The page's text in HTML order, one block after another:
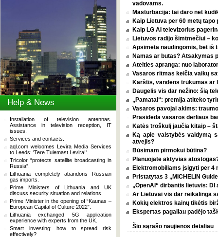
Help & News
Installation of television antennas.
Assistance in television reception, IT
issues.
Services and contacts.
aql.com welcomes Levira Media Services
to Leeds: 'Tere Tulemast Levira!'.
Tricolor “protects satellite broadcasting in
Russia”.
Lithuania completely abandons Russian
gas imports.
Prime Ministers of Lithuania and UK
discuss security situation and relations.
Prime Minister in the opening of “Kaunas –
European Capital of Culture 2022”.
Lithuania exchanged 5G application
experience with experts from the UK.
Smart investing: how to spread risk
effectively?
vadovams.
Masturbacija: tai daro net
Kaip Lietuva per 60 metų
Kaip LG AI televizorius
Lietuvos radijo šimtmečiui –
Apsimeta naudingomis, bet iš
Namas ar butas? Atsakymas
Ateities apranga: nuo
Vasaros ritmas keičia vaikų
Karštis, vandens trūkumas ar
Daugelis vis dar nežino: šią
„Pamatai“: premija atiteko
Vasaros pavojai akims:
Prasideda vasaros derliaus
Katės troškulį jaučia kitaip –
Ką apie valstybės valdymą
atvejis?
Būsimam pirmokui būtina?
Planuojate aktyvias
Elektromobiliams įsigyti per 4
Pristatytas 3 „MICHELIN
„OpenAI“ dirbantis lietuvis:
Ar Lietuvai vis dar reikalinga
Kokių elektros kainų tikėtis
Ekspertas pagaliau padėjo
Šio sąrašo naujienos detaliau